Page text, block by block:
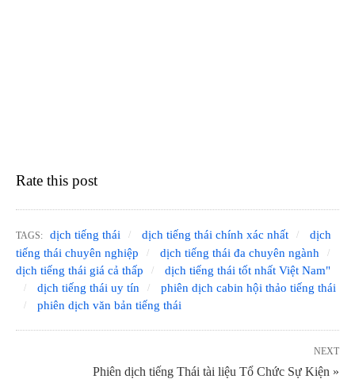
Rate this post
TAGS: dịch tiếng thái dịch tiếng thái chính xác nhất
dịch
tiếng thái chuyên nghiệp
dịch tiếng thái đa chuyên ngành
dịch tiếng thái giá cả thấp
dịch tiếng thái tốt nhất Việt Nam"
dịch tiếng thái uy tín
phiên dịch cabin hội thảo tiếng thái
phiên dịch văn bản tiếng thái
NEXT
Phiên dịch tiếng Thái tài liệu Tổ Chức Sự Kiện »